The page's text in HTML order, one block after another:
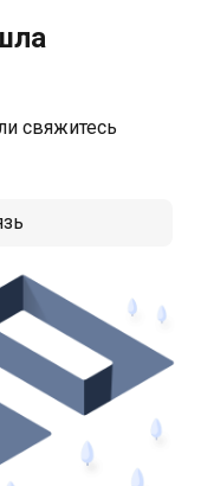
свяжитесь